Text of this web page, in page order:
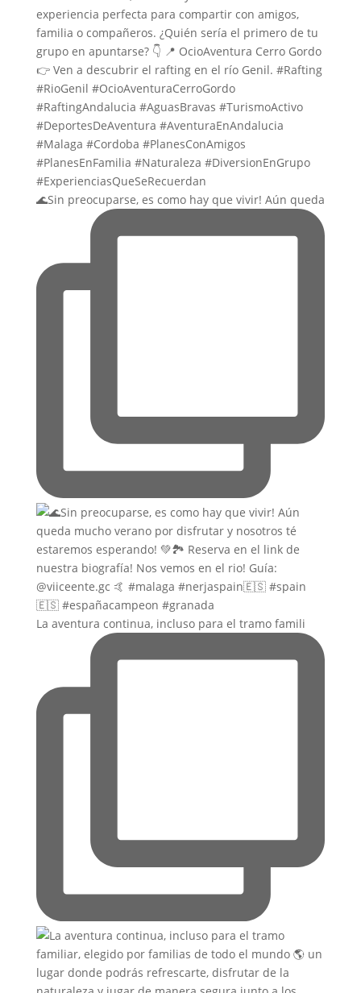
🌊Sin preocuparse, es como hay que vivir! Aún queda
La aventura continua, incluso para el tramo famili